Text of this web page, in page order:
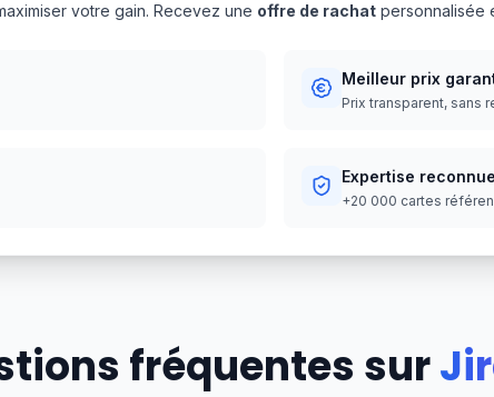
votre gain. Recevez une offre de rachat personnalisée
Meilleur prix
Prix transparent, sans
Expertise reconnue
+20 000 cartes
fréquentes sur